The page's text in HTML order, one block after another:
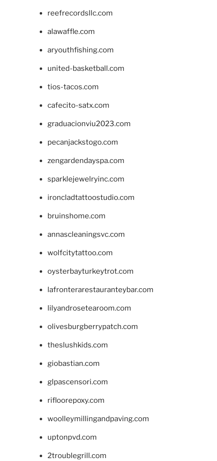
reefrecordsllc.com
alawaffle.com
aryouthfishing.com
united-basketball.com
tios-tacos.com
cafecito-satx.com
graduacionviu2023.com
pecanjackstogo.com
zengardendayspa.com
sparklejewelryinc.com
ironcladtattoostudio.com
bruinshome.com
annascleaningsvc.com
wolfcitytattoo.com
oysterbayturkeytrot.com
lafronterarestauranteybar.com
lilyandrosetearoom.com
olivesburgberrypatch.com
theslushkids.com
giobastian.com
glpascensori.com
rifloorepoxy.com
woolleymillingandpaving.com
uptonpvd.com
2troublegrill.com